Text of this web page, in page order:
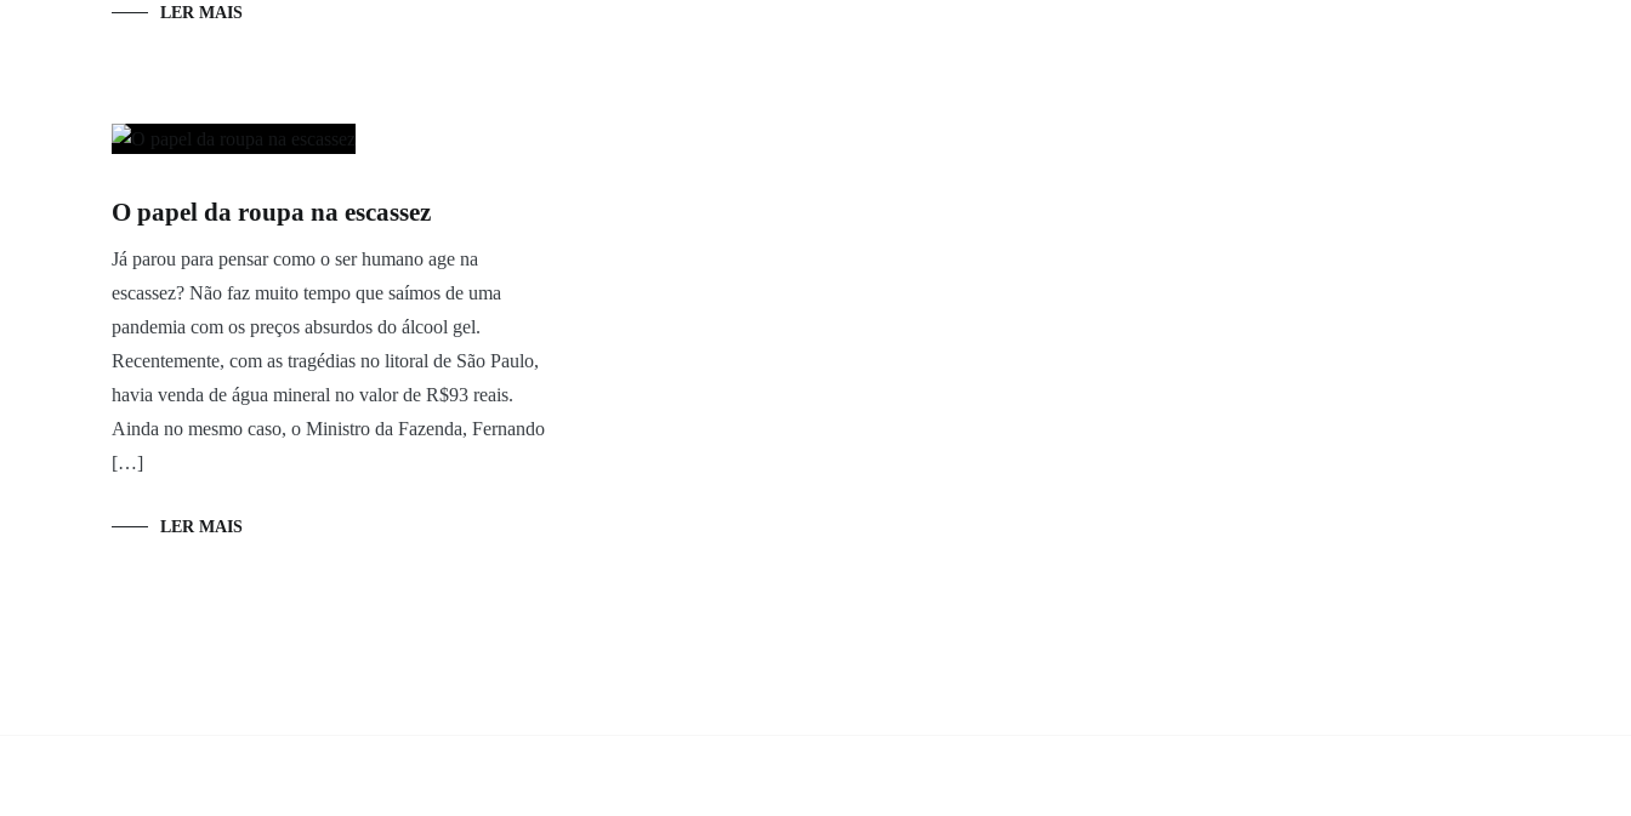
LER MAIS
O papel da roupa na escassez
Já parou para pensar como o ser humano age na
escassez? Não faz muito tempo que saímos de uma
pandemia com os preços absurdos do álcool gel.
Recentemente, com as tragédias no litoral de São Paulo,
havia venda de água mineral no valor de R$93 reais.
Ainda no mesmo caso, o Ministro da Fazenda, Fernando
[…]
LER MAIS